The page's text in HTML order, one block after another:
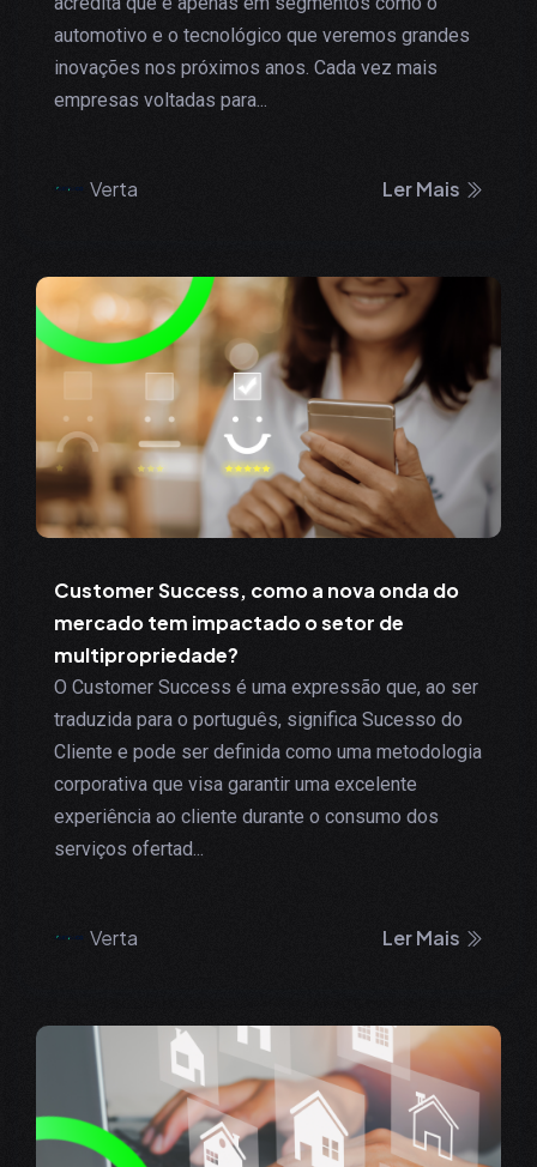
automotivo e o tecnológico que veremos grandes
inovações nos próximos anos. Cada vez mais
empresas voltadas para...
Verta Ler Mais
Customer Success, como a nova onda do
mercado tem impactado o setor de
multipropriedade?
O Customer Success é uma expressão que, ao ser
traduzida para o português, significa Sucesso do
Cliente e pode ser definida como uma metodologia
corporativa que visa garantir uma excelente
experiência ao cliente durante o consumo dos
serviços ofertad...
Verta Ler Mais